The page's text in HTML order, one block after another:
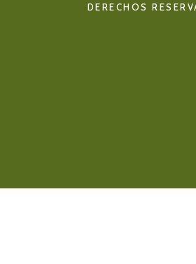
DERECHOS